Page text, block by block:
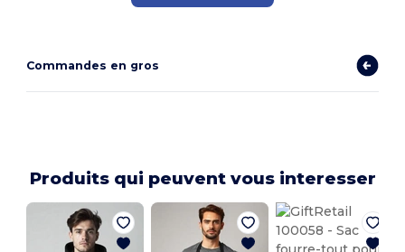
Commandes en gros
Produits qui peuvent vous interesser